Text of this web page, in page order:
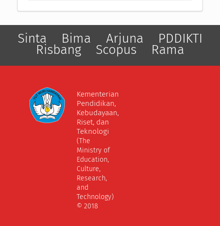
Sinta Bima Arjuna PDDIKTI
Risbang Scopus Rama
Kementerian
Pendidikan,
Kebudayaan,
Riset, dan
Teknologi
(The
Ministry of
Education,
Culture,
Research,
and
Technology)
© 2018